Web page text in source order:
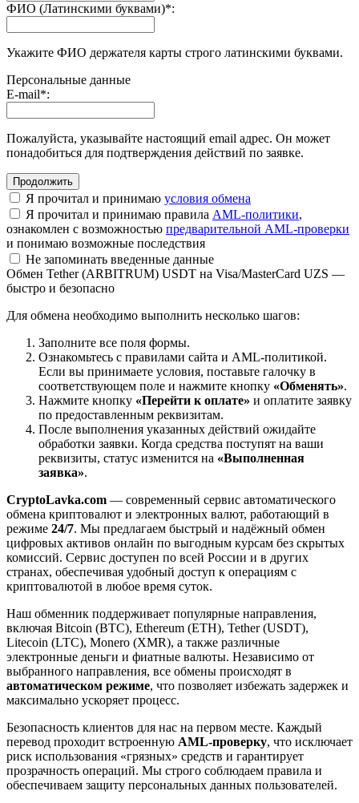
ФИО (Латинскими буквами)*:
Укажите ФИО держателя карты строго латинскими буквами.
Персональные данные
E-mail*:
Пожалуйста, указывайте настоящий email адрес. Он может
понадобиться для подтверждения действий по заявке.
Я прочитал и принимаю условия обмена
Я прочитал и принимаю правила AML-политики,
ознакомлен с возможностью предварительной AML-проверки
и понимаю возможные последствия
Не запоминать введенные данные
Обмен Tether (ARBITRUM) USDT на Visa/MasterCard UZS —
быстро и безопасно
Для обмена необходимо выполнить несколько шагов:
Заполните все поля формы.
Ознакомьтесь с правилами сайта и AML-политикой.
Если вы принимаете условия, поставьте галочку в
соответствующем поле и нажмите кнопку «Обменять».
Нажмите кнопку «Перейти к оплате» и оплатите заявку
по предоставленным реквизитам.
После выполнения указанных действий ожидайте
обработки заявки. Когда средства поступят на ваши
реквизиты, статус изменится на «Выполненная
заявка».
CryptoLavka.com — современный сервис автоматического
обмена криптовалют и электронных валют, работающий в
режиме 24/7. Мы предлагаем быстрый и надёжный обмен
цифровых активов онлайн по выгодным курсам без скрытых
комиссий. Сервис доступен по всей России и в других
странах, обеспечивая удобный доступ к операциям с
криптовалютой в любое время суток.
Наш обменник поддерживает популярные направления,
включая Bitcoin (BTC), Ethereum (ETH), Tether (USDT),
Litecoin (LTC), Monero (XMR), а также различные
электронные деньги и фиатные валюты. Независимо от
выбранного направления, все обмены происходят в
автоматическом режиме, что позволяет избежать задержек и
максимально ускоряет процесс.
Безопасность клиентов для нас на первом месте. Каждый
перевод проходит встроенную AML-проверку, что исключает
риск использования «грязных» средств и гарантирует
прозрачность операций. Мы строго соблюдаем правила и
обеспечиваем защиту персональных данных пользователей.